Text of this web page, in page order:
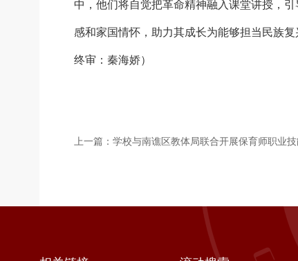
中，他们将自觉把革命精神融入课堂讲授，
感和家国情怀，助力其成长为能够担当民族
终审：秦海娇）